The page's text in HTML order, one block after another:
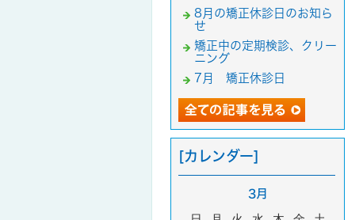
8月の矯正休診日のお知ら
せ
矯正中の定期検診、クリー
ニング
7月 矯正休診日
[カレンダー]
3月